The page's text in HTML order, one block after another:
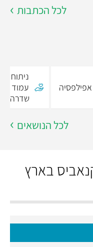
לכל הכתבות
אפילפסיה
ניתוח
עמוד
שדרה
לכל הנושאים
בארץ